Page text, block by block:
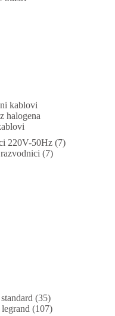
kablovi
halogena
220V-50Hz (7)
(7)
(35)
(107)